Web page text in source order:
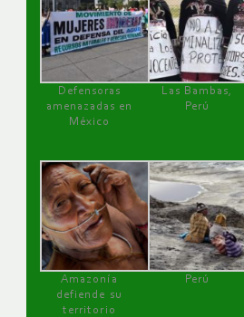
Defensoras
amenazadas en
México
Las Bambas,
Perú
Amazonía
defiende su
territorio
Perú